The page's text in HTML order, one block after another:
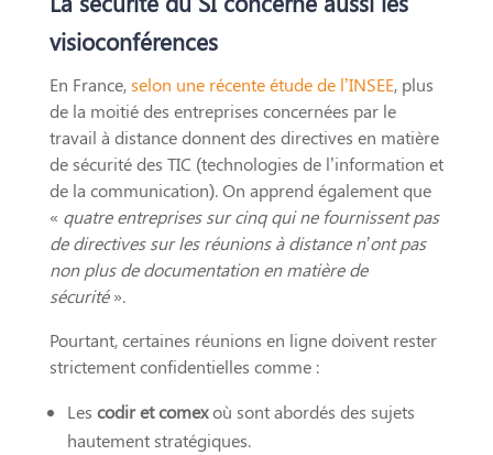
visioconférences
En France,selon une récente étude de l’INSEE, plus
de la moitié des entreprises concernées par le
travail à distance donnent des directives en matière
de sécurité des TIC (technologies de l’information et
de la communication). On apprend également que
« quatre entreprises sur cinq qui ne fournissent pas
de directives sur les réunions à distance n’ont pas
non plus de documentation en matière de
sécurité».
Pourtant, certaines réunions en ligne doivent rester
strictement confidentielles comme :
Les codir et comexoù sont abordés des sujets
hautement stratégiques.